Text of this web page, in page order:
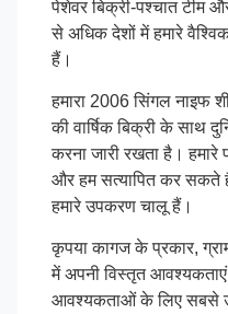
पेशेवर बिक्री-पश्चात टीम
से अधिक देशों में हमारे
हैं।
हमारा 2006 सिंगल नाइफ
की वार्षिक बिक्री के साथ
करना जारी रखता है।
और हम सत्यापित कर सकते
हमारे उपकरण चालू हैं।
कृपया कागज के प्रकार,
में अपनी विस्तृत
आवश्यकताओं के लिए सबसे